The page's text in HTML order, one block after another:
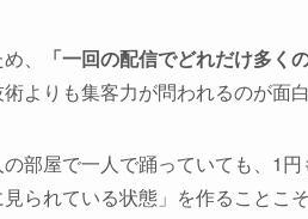
、
「一回の配信でどれだけ多く
よりも集客力が問われるのが面
部屋で一人で踊っていても、1円
られている状態」を作ることこ